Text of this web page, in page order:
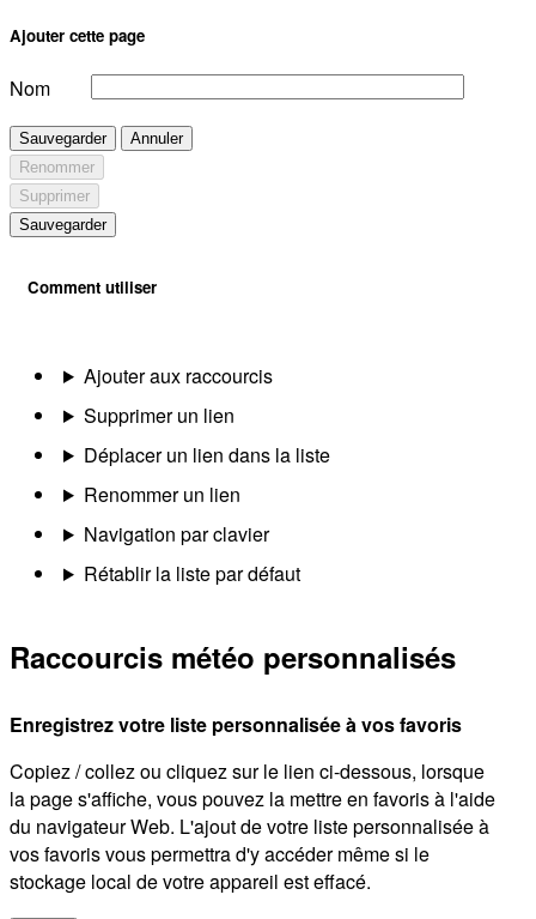
Ajouter cette page
Nom
Sauvegarder
Annuler
Renommer
Supprimer
Sauvegarder
Comment utiliser
Ajouter aux raccourcis
Supprimer un lien
Déplacer un lien dans la liste
Renommer un lien
Navigation par clavier
Rétablir la liste par défaut
Raccourcis météo personnalisés
Enregistrez votre liste personnalisée à vos favoris
Copiez / collez ou cliquez sur le lien ci-dessous, lorsque
la page s'affiche, vous pouvez la mettre en favoris à l'aide
du navigateur Web. L'ajout de votre liste personnalisée à
vos favoris vous permettra d'y accéder même si le
stockage local de votre appareil est effacé.